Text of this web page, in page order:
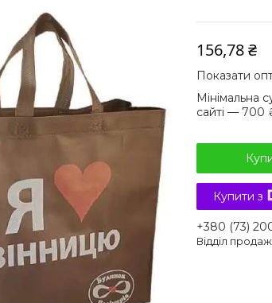
156,78 ₴
Показати
Мінімальна
сайті — 700
Купити з
+380 (73)
Відділ